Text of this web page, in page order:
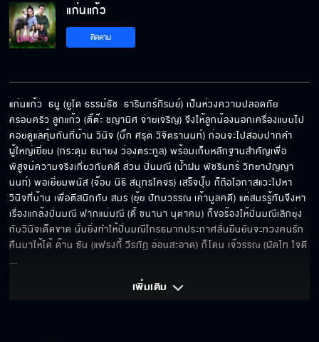
ผมจะพยายามต่อไป
ขอแค่ได้อยู่กับคนที่ปิ่นรักก็พอ
อยากคล้องดอกไม้เธอ
ใกล้พระไม่กลัวร้อนเหรอ
แก่นแก้ว
ติดตาม
แก่นแก้ว  ธนู (ยูโด ธรรม์ธัช  ธารินทร์ภิรมย์) เป็นห่วงความปลอดภัย
ครอบครัว ลูกแก้ว (ติ๊ต๊ะ ชญานิศ จ่ายเจริญ) จึงให้ลูกน้องนอกเครื่องแบบไป
คอยดูแลคุ้มกันที่บ้าน วินิจ (บิ๊ก ศรุต วิจิตรานนท์) ก่อนจะไปสอบปากคำ
ผู้ใหญ่เยี่ยม (กระดุม ธนายง ว่องตระกูล) พร้อมเก็บหลักฐานสำคัญเพื่อ
พิสูจน์ความจริงเกี่ยวกับคดี ส่วน ปิ่นมณี (น้ำฝน พัชรินทร์ วิทยาปัญญา
นนท์) พอเยี่ยมพนัส (จ๊อบ นิธิ สมุทรโคจร) เสร็จปุ๊บ ก็ถือโอกาสแวะไปหา
วินิจที่บ้าน เพื่อตีสนิทกับ สมร (ยุ้ย ปัทมวรรณ เค้ามูลคดี) แต่สมรรู้ทันจึงหา
เรื่องแกล้งปิ่นมณี ฟากแม่มณี (ดี้ ชนานา นุตาคม) ก็ขอร้องให้ปิ่นมณีเลิกยุ่ง
กับวินิจเด็ดขาด นั่นยิ่งทำให้ปิ่นมณีโกรธมากประกาศลั่นยืนยันจะทวงคนรัก
...
เพิ่มเติม